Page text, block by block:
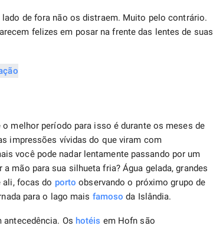
de fora não os distraem. Muito pelo contrário.
felizes em posar na frente das lentes de suas
melhor período para isso é durante os meses de
impressões vívidas do que viram com
você pode nadar lentamente passando por um
mão para sua silhueta fria? Água gelada, grandes
ali, focas do porto observando o próximo grupo de
para o lago mais famoso da Islândia.
antecedência. Os hotéis em Hofn são